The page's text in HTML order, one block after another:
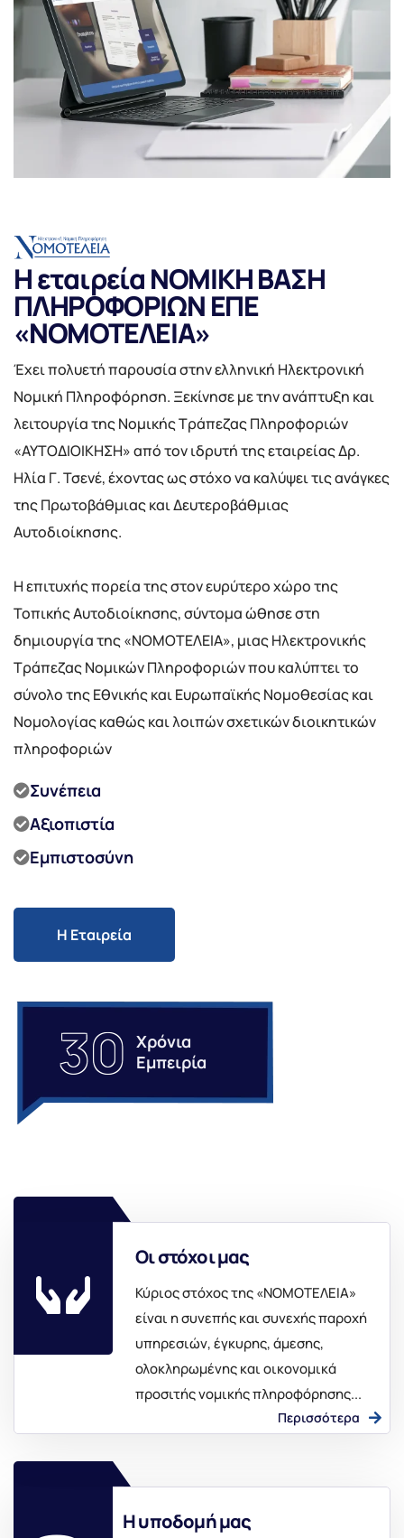
Η εταιρεία ΝΟΜΙΚΗ ΒΑΣΗ
ΠΛΗΡΟΦΟΡΙΩΝ ΕΠΕ
«ΝΟΜΟΤΕΛΕΙΑ»
Έχει πολυετή παρουσία στην ελληνική Ηλεκτρονική
Νομική Πληροφόρηση. Ξεκίνησε με την ανάπτυξη και
λειτουργία της Νομικής Τράπεζας Πληροφοριών
«ΑΥΤΟΔΙΟΙΚΗΣΗ» από τον ιδρυτή της εταιρείας Δρ.
Ηλία Γ. Τσενέ, έχοντας ως στόχο να καλύψει τις ανάγκες
της Πρωτοβάθμιας και Δευτεροβάθμιας
Αυτοδιοίκησης.
Η επιτυχής πορεία της στον ευρύτερο χώρο της
Τοπικής Αυτοδιοίκησης, σύντομα ώθησε στη
δημιουργία της «ΝΟΜΟΤΕΛΕΙΑ», μιας Ηλεκτρονικής
Τράπεζας Νομικών Πληροφοριών που καλύπτει το
σύνολο της Εθνικής και Ευρωπαϊκής Νομοθεσίας και
Νομολογίας καθώς και λοιπών σχετικών διοικητικών
πληροφοριών
Συνέπεια
Αξιοπιστία
Εμπιστοσύνη
Η Εταιρεία
30 Χρόνια
Εμπειρία
Οι στόχοι μας
Κύριος στόχος της «ΝΟΜΟΤΕΛΕΙΑ»
είναι η συνεπής και συνεχής παροχή
υπηρεσιών, έγκυρης, άμεσης,
ολοκληρωμένης και οικονομικά
προσιτής νομικής πληροφόρησης...
Περισσότερα
Η υποδομή μας